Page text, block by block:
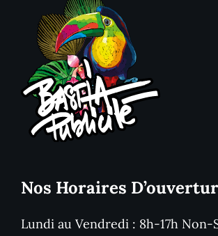
Nos Horaires
Lundi au Vendredi : 8h-17h Non-